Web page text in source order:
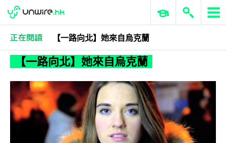
【一路向北】她來自烏克蘭
作者忘記分類
【一路向北】她來自烏克蘭